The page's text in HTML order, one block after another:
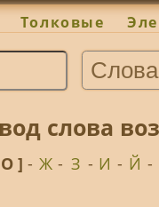
Толковые
слова
О ]- Ж - З - И - Й -